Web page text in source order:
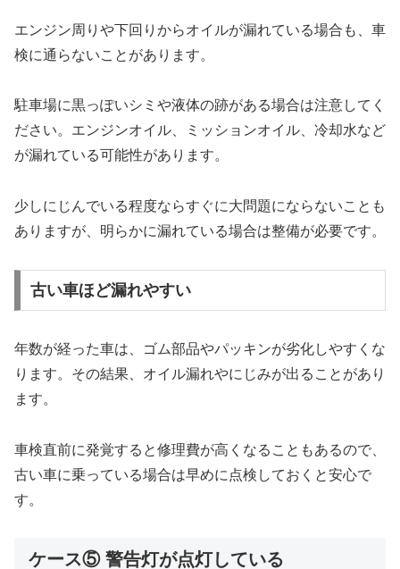
エンジン周りや下回りからオイルが漏れている場合も、車
検に通らないことがあります。
駐車場に黒っぽいシミや液体の跡がある場合は注意してく
ださい。エンジンオイル、ミッションオイル、冷却水など
が漏れている可能性があります。
少しにじんでいる程度ならすぐに大問題にならないことも
ありますが、明らかに漏れている場合は整備が必要です。
古い車ほど漏れやすい
年数が経った車は、ゴム部品やパッキンが劣化しやすくな
ります。その結果、オイル漏れやにじみが出ることがあり
ます。
車検直前に発覚すると修理費が高くなることもあるので、
古い車に乗っている場合は早めに点検しておくと安心で
す。
ケース⑤ 警告灯が点灯している